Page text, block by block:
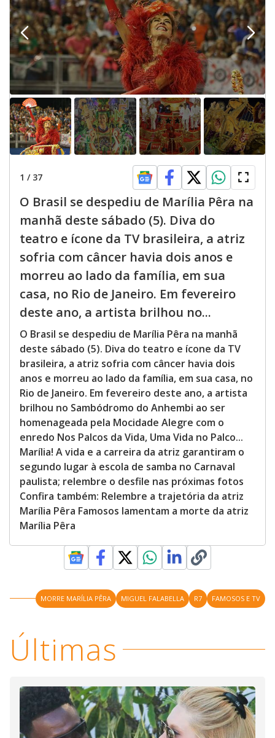
1 / 37
O Brasil se despediu de Marília Pêra na
manhã deste sábado (5). Diva do
teatro e ícone da TV brasileira, a atriz
sofria com câncer havia dois anos e
morreu ao lado da família, em sua
casa, no Rio de Janeiro. Em fevereiro
deste ano, a artista brilhou no...
O Brasil se despediu de Marília Pêra na manhã
deste sábado (5). Diva do teatro e ícone da TV
brasileira, a atriz sofria com câncer havia dois
anos e morreu ao lado da família, em sua casa, no
Rio de Janeiro. Em fevereiro deste ano, a artista
brilhou no Sambódromo do Anhembi ao ser
homenageada pela Mocidade Alegre com o
enredo Nos Palcos da Vida, Uma Vida no Palco...
Marília! A vida e a carreira da atriz garantiram o
segundo lugar à escola de samba no Carnaval
paulista; relembre o desfile nas próximas fotos
Confira também: Relembre a trajetória da atriz
Marília Pêra Famosos lamentam a morte da atriz
Marília Pêra
MORRE MARÍLIA PÊRA MIGUEL FALABELLA R7 FAMOSOS E TV
Últimas